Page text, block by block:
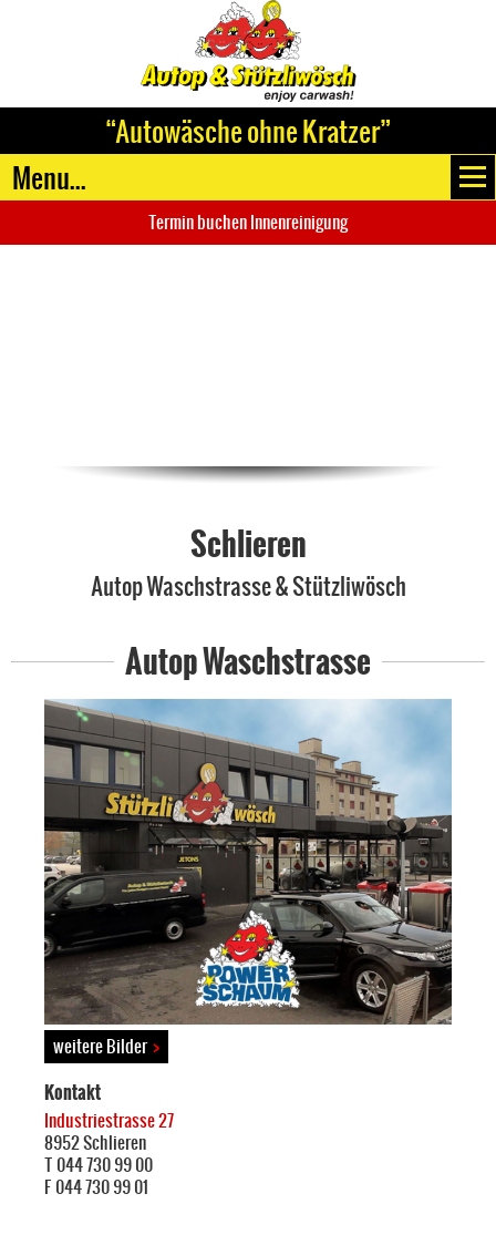
“Autowäsche ohne Kratzer”
Menu...
Termin buchen Innenreinigung
Schlieren
Autop Waschstrasse & Stützliwösch
Autop Waschstrasse
weitere Bilder >
Kontakt
Industriestrasse 27
8952 Schlieren
T 044 730 99 00
F 044 730 99 01